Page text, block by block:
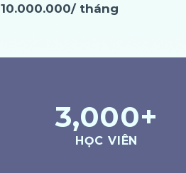
10.000.000/ tháng
3,000+
HỌC VIÊN